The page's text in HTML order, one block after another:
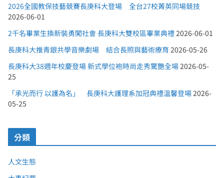
2026全國教保技藝競賽長庚科大登場 全台27校菁英同場競技
2026-06-01
2千名畢業生換新裝勇闖社會 長庚科大雙校區畢業典禮 2026-06-01
長庚科大推青銀共學音樂劇場 結合長照與藝術療育 2026-05-26
長庚科大38週年校慶登場 新式學位袍時尚走秀驚艷全場 2026-05-
25
「承光而行 以護為名」 長庚科大護理系加冠典禮溫馨登場 2026-
05-25
分類
人文生態